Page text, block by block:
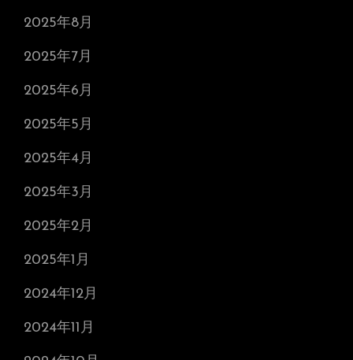
2025年8月
2025年7月
2025年6月
2025年5月
2025年4月
2025年3月
2025年2月
2025年1月
2024年12月
2024年11月